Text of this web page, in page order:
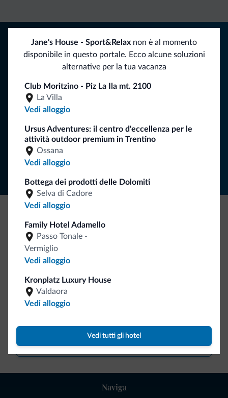
Jane's House - Sport&Relax non è al momento
disponibile in questo portale. Ecco alcune soluzioni
alternative per la tua vacanza
Club Moritzino - Piz La Ila mt. 2100
La Villa
Vedi alloggio
Ursus Adventures: il centro d'eccellenza per le
attività outdoor premium in Trentino
Ossana
Vedi alloggio
Bottega dei prodotti delle Dolomiti
Selva di Cadore
Vedi alloggio
Family Hotel Adamello
Passo Tonale -
Vermiglio
Vedi alloggio
Kronplatz Luxury House
Valdaora
Vedi alloggio
Vedi tutti gli hotel
Consigli dalle Dolomiti
Riceverai informazioni, offerte esclusive e news per la tua
vacanza nelle Dolomiti.
ISCRIVITI ALLA NEWSLETTER
Be Original, scopri la nuova collezione
Ce l'avete chiesto in tanti. Ecco la nuova collezione firmata
Dolomiti.it!
Vai allo shop
Naviga